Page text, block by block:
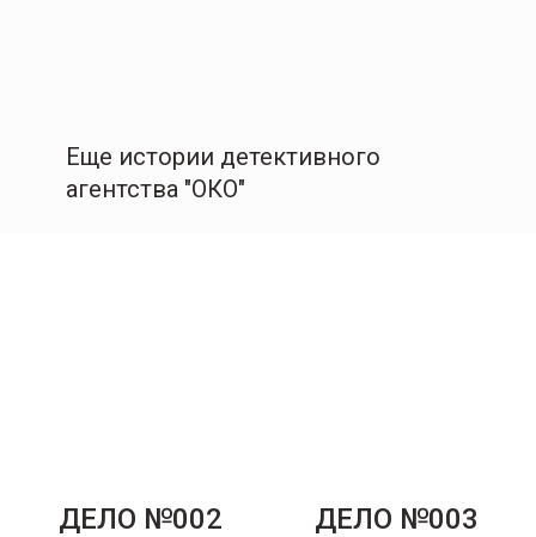
Еще истории детективного
агентства "ОКО"
ДЕЛО №002 ДЕЛО №003